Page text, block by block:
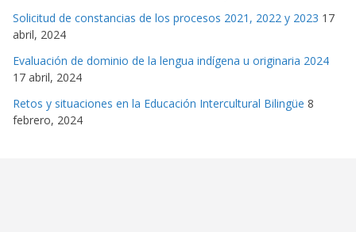
Solicitud de constancias de los procesos 2021, 2022 y 2023 17
abril, 2024
Evaluación de dominio de la lengua indígena u originaria 2024
17 abril, 2024
Retos y situaciones en la Educación Intercultural Bilingüe 8
febrero, 2024